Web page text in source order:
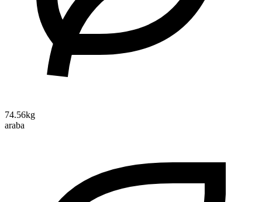
74.56kg
araba